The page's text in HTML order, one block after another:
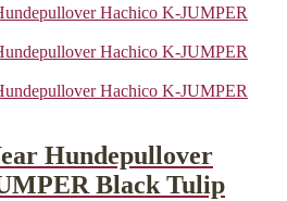
Hundepullover
Black Tulip